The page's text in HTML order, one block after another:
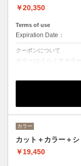
￥20,350
Terms of use
Expiration Date：
クーポンについて
カラーはイルミナカラ
デザインによってベス
ヘッドスパはオーガニ
使ったoone が自信を
クイックトリートメン
カラー
カット＋カラー＋
￥19,450